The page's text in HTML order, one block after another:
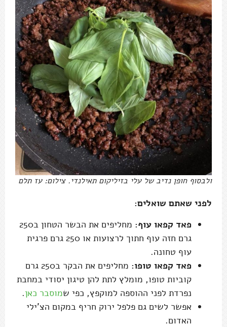
ולבסוף חופן נדיב של עלי בזיליקום תאילנדי. צילום: עז תלם
לפני שאתם שואלים:
פאד קפאו עוף:
מחליפים את הבשר הטחון ב250
גרם חזה עוף חתוך לרצועות או 250 גרם פרגית
עוף טחונה.
פאד קפאו טופו:
מחליפים את הבקר ב250 גרם
קוביות טופו, מומלץ לתת להן טיגון יסודי במחבת
נפרדת לפני ההוספה למוקפץ, כפי שמוסבר כאן.
אפשר לשים גם פלפל ירוק חריף במקום הצ'ילי
האדום.